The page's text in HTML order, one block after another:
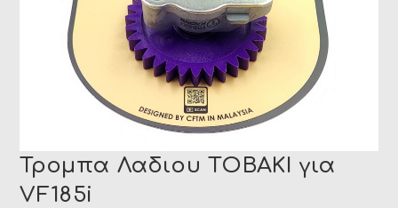
Τρομπα Λαδιου TOBAKI για
VF185i